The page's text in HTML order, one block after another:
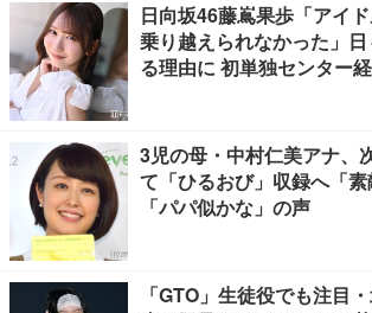
日向坂46藤嶌果歩「アイ
乗り越えられなかった」
る理由に 初単独センター
3児の母・中村仁美アナ、
て「ひるおび」収録へ「素
「パパ似かな」の声
「GTO」生徒役でも注目